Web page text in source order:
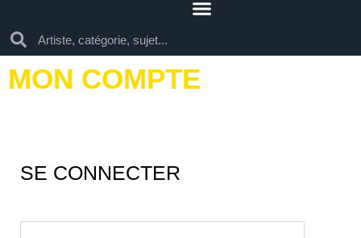
MON COMPTE
SE CONNECTER